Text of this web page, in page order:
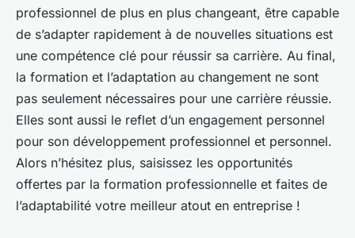
professionnel de plus en plus changeant, être capable
de s’adapter rapidement à de nouvelles situations est
une compétence clé pour réussir sa carrière. Au final,
la formation et l’adaptation au changement ne sont
pas seulement nécessaires pour une carrière réussie.
Elles sont aussi le reflet d’un engagement personnel
pour son développement professionnel et personnel.
Alors n’hésitez plus, saisissez les opportunités
offertes par la formation professionnelle et faites de
l’adaptabilité votre meilleur atout en entreprise !